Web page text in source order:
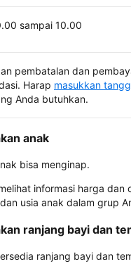
sampai 10.00
pembatalan dan
Harap masukkan
Anda butuhkan.
anak
bisa menginap.
informasi harga
usia anak dalam grup
ranjang bayi dan
ranjang bayi dan